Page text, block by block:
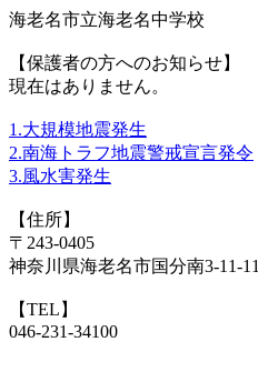
海老名市立海老名中学校
【保護者の方へのお知らせ】
現在はありません。
1.大規模地震発生
2.南海トラフ地震警戒宣言発令
3.風水害発生
【住所】
〒243-0405
神奈川県海老名市国分南3-11-11
【TEL】
046-231-34100